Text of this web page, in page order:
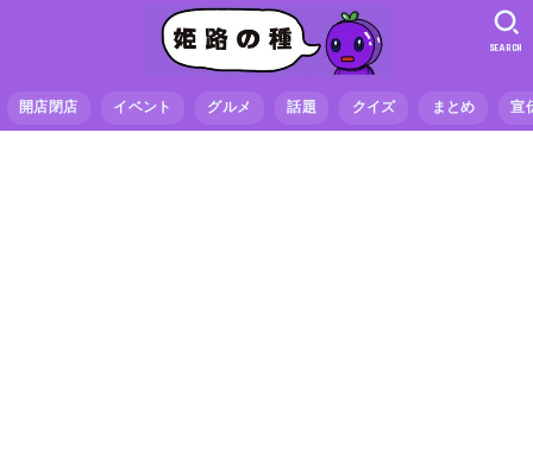
開店閉店 イベント グルメ 話題 クイズ まとめ 宣
SEARCH